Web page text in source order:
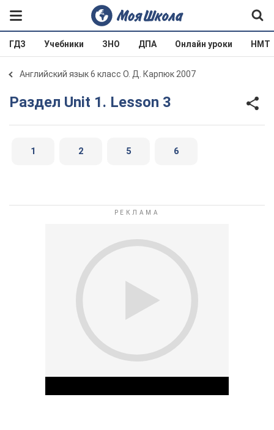
ГДЗ Учебники ЗНО ДПА Онлайн уроки НМТ
Английский язык 6 класс О. Д. Карпюк 2007
Раздел Unit 1. Lesson 3
1 2 5 6